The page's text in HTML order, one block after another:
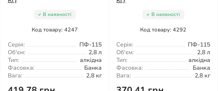
В наявності
Код товару: 4247
Серія:
ПФ-115
Об'єм:
2,8 л
Тип:
алкідна
Фасовка:
Банка
Вага:
2,8 кг
В наявності
Код товару: 4292
Серія:
ПФ-115
Об'єм:
2,8 л
Тип:
алкідна
Фасовка:
Банка
Вага:
2,8 кг